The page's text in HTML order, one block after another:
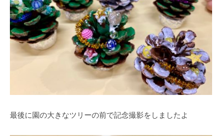
最後に園の大きなツリーの前で記念撮影をしましたよ